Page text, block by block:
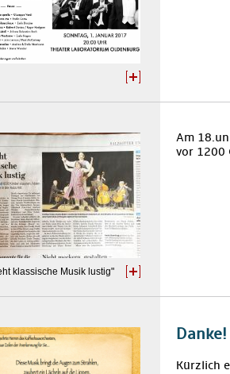
klassische Musik lustig"
Am
vor 1200
Danke!
Kürzlich